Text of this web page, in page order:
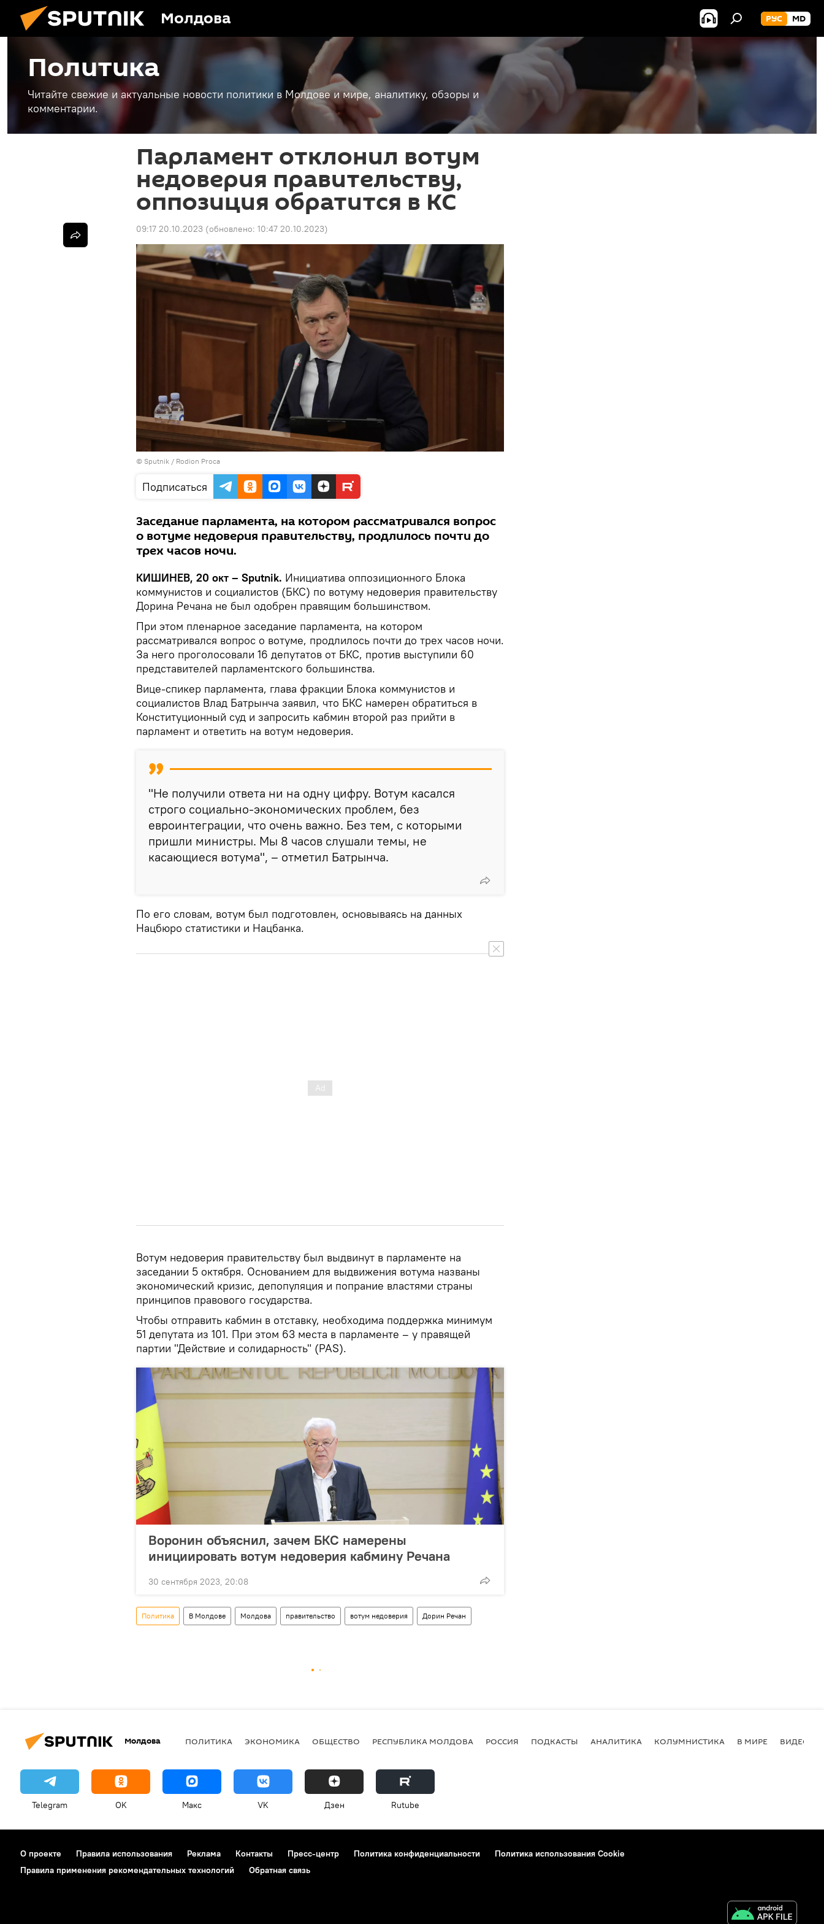
Молдова РУС MD
Политика
Читайте свежие и актуальные новости политики в Молдове и мире, аналитику, обзоры и
комментарии.
Парламент отклонил вотум
недоверия правительству,
оппозиция обратится в КС
09:17 20.10.2023 (обновлено: 10:47 20.10.2023)
© Sputnik / Rodion Proca
Подписаться
Заседание парламента, на котором рассматривался вопрос
о вотуме недоверия правительству, продлилось почти до
трех часов ночи.
КИШИНЕВ, 20 окт – Sputnik. Инициатива оппозиционного Блока
коммунистов и социалистов (БКС) по вотуму недоверия правительству
Дорина Речана не был одобрен правящим большинством.
При этом пленарное заседание парламента, на котором
рассматривался вопрос о вотуме, продлилось почти до трех часов ночи.
За него проголосовали 16 депутатов от БКС, против выступили 60
представителей парламентского большинства.
Вице-спикер парламента, глава фракции Блока коммунистов и
социалистов Влад Батрынча заявил, что БКС намерен обратиться в
Конституционный суд и запросить кабмин второй раз прийти в
парламент и ответить на вотум недоверия.
"Не получили ответа ни на одну цифру. Вотум касался
строго социально-экономических проблем, без
евроинтеграции, что очень важно. Без тем, с которыми
пришли министры. Мы 8 часов слушали темы, не
касающиеся вотума", – отметил Батрынча.
По его словам, вотум был подготовлен, основываясь на данных
Нацбюро статистики и Нацбанка.
Вотум недоверия правительству был выдвинут в парламенте на
заседании 5 октября. Основанием для выдвижения вотума названы
экономический кризис, депопуляция и попрание властями страны
принципов правового государства.
Чтобы отправить кабмин в отставку, необходима поддержка минимум
51 депутата из 101. При этом 63 места в парламенте – у правящей
партии "Действие и солидарность" (PAS).
Воронин объяснил, зачем БКС намерены
инициировать вотум недоверия кабмину Речана
30 сентября 2023, 20:08
Политика В Молдове Молдова правительство вотум недоверия Дорин Речан
Молдова ПОЛИТИКА ЭКОНОМИКА ОБЩЕСТВО РЕСПУБЛИКА МОЛДОВА РОССИЯ ПОДКАСТЫ АНАЛИТИКА КОЛУМНИСТИКА В МИРЕ ВИДЕО
Telegram OK Макс VK Дзен Rutube
О проекте Правила использования Реклама Контакты Пресс-центр Политика конфиденциальности
Политика использования Cookie
Правила применения рекомендательных технологий
Обратная связь